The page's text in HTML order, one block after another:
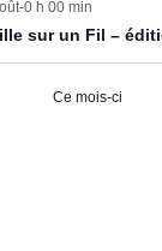
0 h 00 min
sur un Fil –
Ce mois-ci